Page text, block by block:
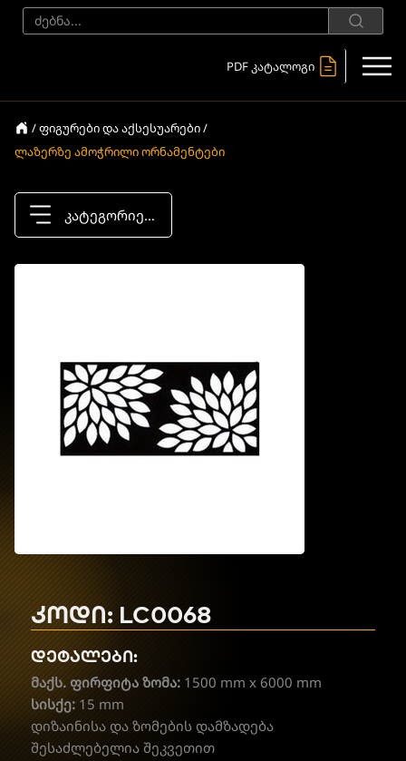
PDF კატალოგი
/ ფიგურები და აქსესუარები /
ლაზერზე ამოჭრილი ორნამენტები
კატეგორიები
კოდი: LC0068
დეტალები:
მაქს. ფირფიტა ზომა: 1500 mm x 6000 mm
სისქე: 15 mm
დიზაინისა და ზომების დამზადება
შესაძლებელია შეკვეთით